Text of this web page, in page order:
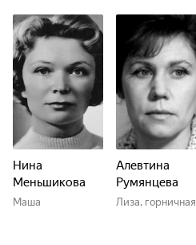
Нина
Меньшикова
Маша
Алевтина
Румянцева
Лиза, горничная